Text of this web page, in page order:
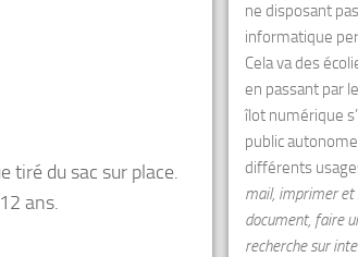
tiré du sac sur place.
ans.
ne disposant
informatique
Cela va des
en passant par
îlot numérique
public
différents
mail, imprimer et
document, faire
recherche sur